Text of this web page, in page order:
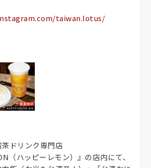
taiwan.lotus/
ドリンク専門店
（ハッピーレモン）』の店内にて、